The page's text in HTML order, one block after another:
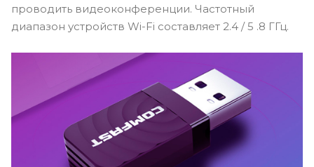
проводить видеоконференции. Частотный
диапазон устройств Wi-Fi составляет 2.4 / 5 .8 ГГц.